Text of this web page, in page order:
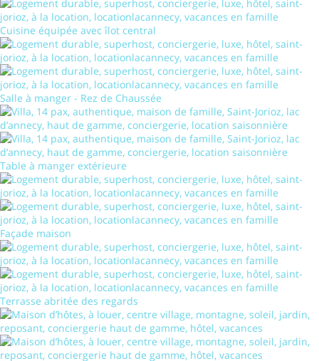
Cuisine équipée avec îlot central
Salle à manger - Rez de Chaussée
Table à manger extérieure
Façade maison
Terrasse abritée des regards